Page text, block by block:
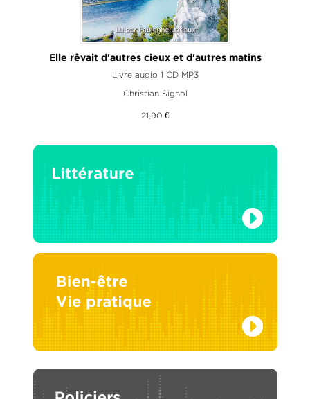
Elle rêvait d'autres cieux et d'autres matins
Livre audio 1 CD MP3
Christian Signol
21,90 €